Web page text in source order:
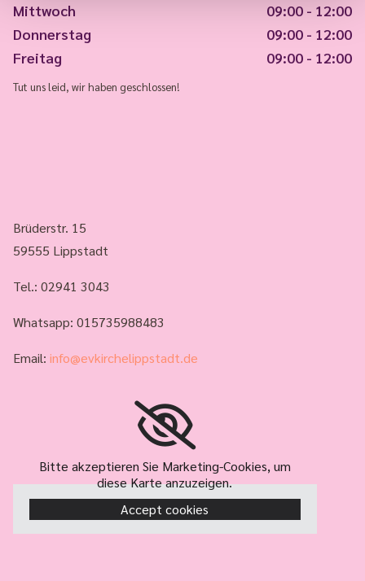
Mittwoch
09:00 - 12:00
Donnerstag
09:00 - 12:00
Freitag
09:00 - 12:00
Tut uns leid, wir haben geschlossen!
Brüderstr. 15
59555 Lippstadt
Tel.: 02941 3043
Whatsapp: 015735988483
Email: info@evkirchelippstadt.de
Bitte akzeptieren Sie Marketing-Cookies, um
diese Karte anzuzeigen.
Accept cookies